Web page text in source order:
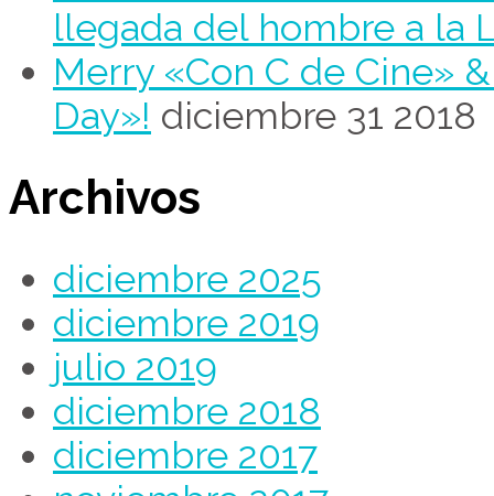
llegada del hombre a la
Merry «Con C de Cine»
Day»! diciembre 31 2018
Archivos
diciembre 2025
diciembre 2019
julio 2019
diciembre 2018
diciembre 2017